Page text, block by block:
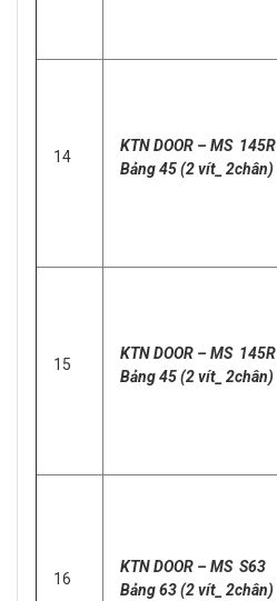
14
KTN DOOR – MS 145R
Bảng 45 (2 vít_ 2chân)
15
KTN DOOR – MS 145R
Bảng 45 (2 vít_ 2chân)
16
KTN DOOR – MS S63
Bảng 63 (2 vít_ 2chân)